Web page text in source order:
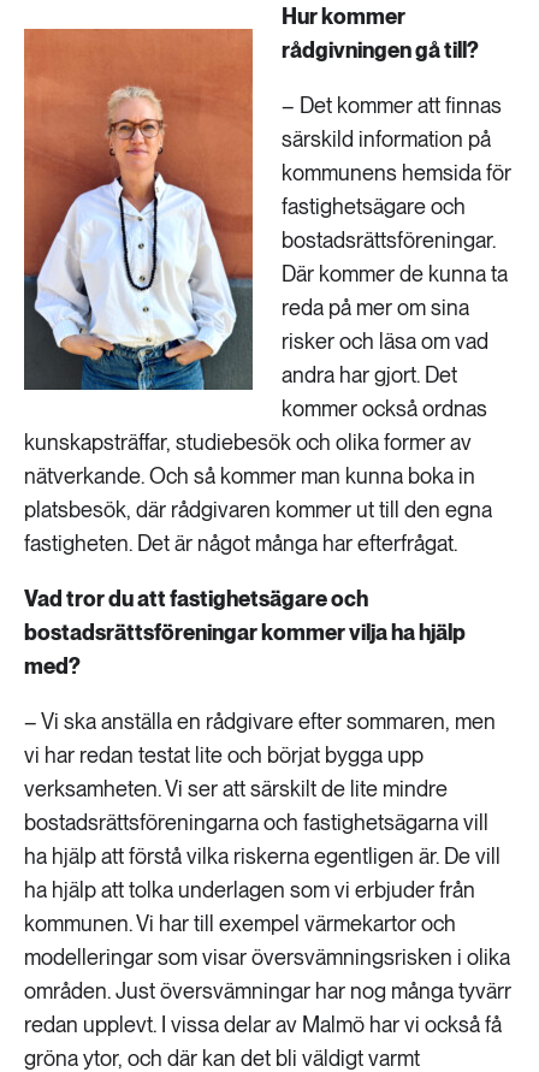
Hur kommer
rådgivningen gå till?
– Det kommer att finnas
särskild information på
kommunens hemsida för
fastighetsägare och
bostadsrättsföreningar.
Där kommer de kunna ta
reda på mer om sina
risker och läsa om vad
andra har gjort. Det
kommer också ordnas
kunskapsträffar, studiebesök och olika former av
nätverkande. Och så kommer man kunna boka in
platsbesök, där rådgivaren kommer ut till den egna
fastigheten. Det är något många har efterfrågat.
Vad tror du att fastighetsägare och
bostadsrättsföreningar kommer vilja ha hjälp
med?
– Vi ska anställa en rådgivare efter sommaren, men
vi har redan testat lite och börjat bygga upp
verksamheten. Vi ser att särskilt de lite mindre
bostadsrättsföreningarna och fastighetsägarna vill
ha hjälp att förstå vilka riskerna egentligen är. De vill
ha hjälp att tolka underlagen som vi erbjuder från
kommunen. Vi har till exempel värmekartor och
modelleringar som visar översvämningsrisken i olika
områden. Just översvämningar har nog många tyvärr
redan upplevt. I vissa delar av Malmö har vi också få
gröna ytor, och där kan det bli väldigt varmt